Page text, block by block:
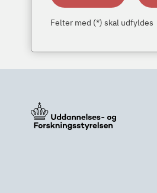
Felter med (*) skal udfyldes